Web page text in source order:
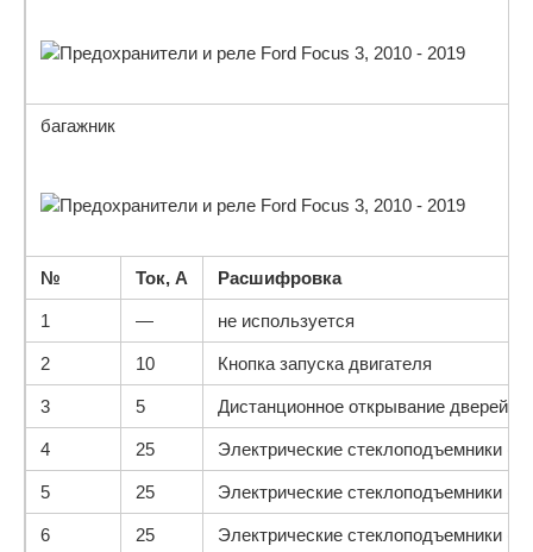
багажник
№ Ток, А Расшифровка
1 — не используется
2 10 Кнопка запуска двигателя
3 5 Дистанционное открывание дверей
4 25 Электрические стеклоподъемники
5 25 Электрические стеклоподъемники
6 25 Электрические стеклоподъемники